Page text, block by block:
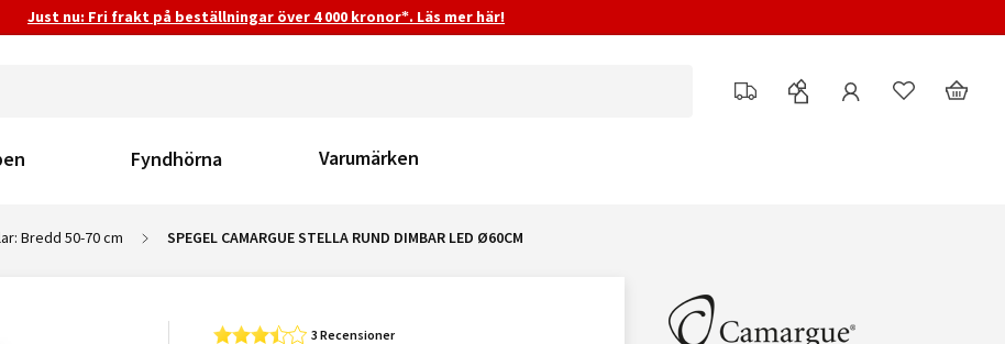
Just nu: Fri frakt på beställningar över 4 000 kronor*. Läs mer här!
Fyndhörna Varumärken
Bredd 50-70 cm SPEGEL CAMARGUE STELLA RUND DIMBAR LED Ø60CM
3 Recensioner